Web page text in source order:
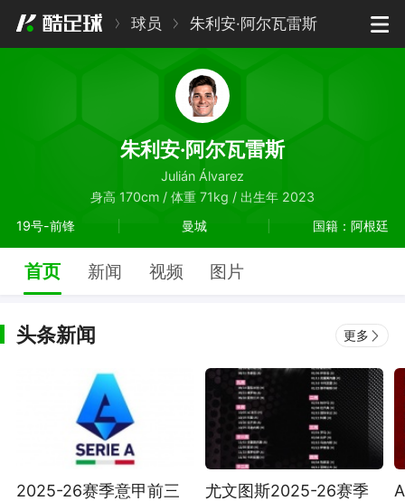
球员 朱利安·阿尔瓦雷斯
朱利安·阿尔瓦雷斯
Julián Álvarez
身高 170cm / 体重 71kg / 出生年 2023
19号-前锋
曼城 国籍：阿根廷
首页 新闻 视频 图片
头条新闻 更多
2025-26赛季意甲前三
尤文图斯2025-26赛季